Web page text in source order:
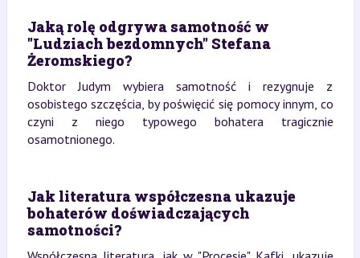
Jaką rolę odgrywa samotność w
"Ludziach bezdomnych" Stefana
Żeromskiego?
Doktor Judym wybiera samotność i rezygnuje z
osobistego szczęścia, by poświęcić się pomocy innym, co
czyni z niego typowego bohatera tragicznie
osamotnionego.
Jak literatura współczesna ukazuje
bohaterów doświadczających
samotności?